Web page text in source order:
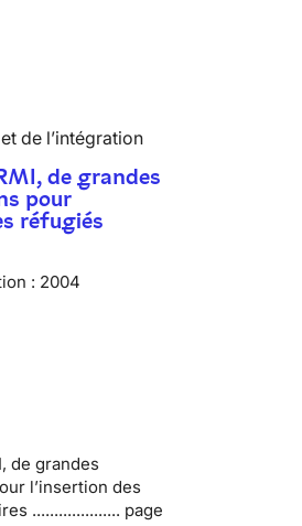
de l’intégration
de grandes
pour
réfugiés
: 2004
de grandes
l’insertion des
.................... page